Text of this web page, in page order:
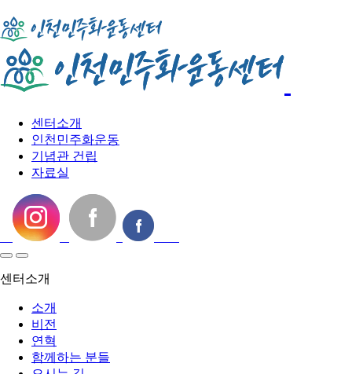
센터소개
인천민주화운동
기념관 건립
자료실
센터소개
소개
비전
연혁
함께하는 분들